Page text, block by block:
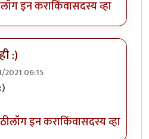
लॉग इन कराकिंवासदस्य व्हा
:)
2021 06:15
लॉग इन कराकिंवासदस्य व्हा